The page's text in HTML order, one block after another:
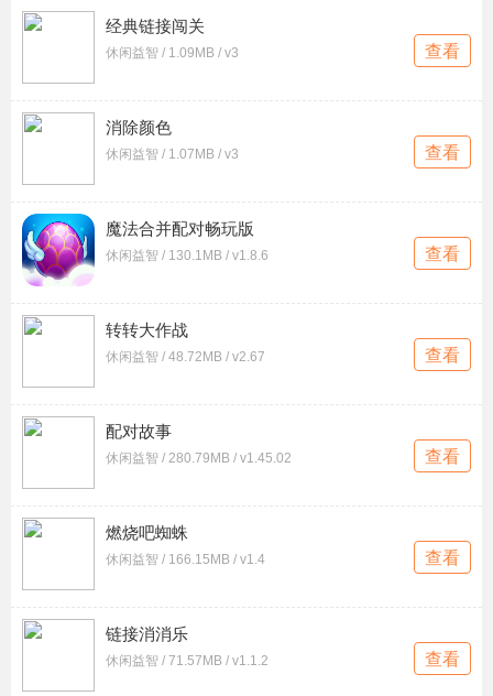
经典链接闯关
休闲益智 / 1.09MB / v3 查看
消除颜色
休闲益智 / 1.07MB / v3 查看
魔法合并配对畅玩版
休闲益智 / 130.1MB / v1.8.6 查看
转转大作战
休闲益智 / 48.72MB / v2.67 查看
配对故事
休闲益智 / 280.79MB / v1.45.02 查看
燃烧吧蜘蛛
休闲益智 / 166.15MB / v1.4 查看
链接消消乐
休闲益智 / 71.57MB / v1.1.2 查看